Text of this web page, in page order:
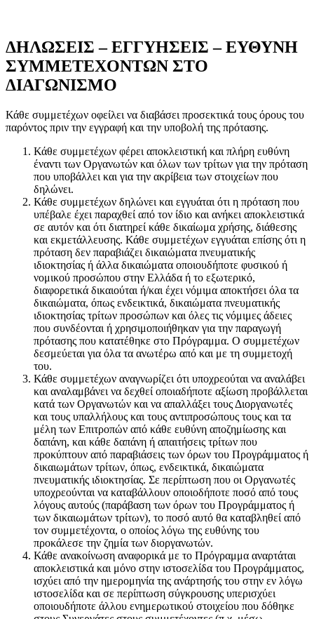
ΔΗΛΩΣΕΙΣ – ΕΓΓΥΗΣΕΙΣ – ΕΥΘΥΝΗ
ΣΥΜΜΕΤΕΧΟΝΤΩΝ ΣΤΟ
ΔΙΑΓΩΝΙΣΜΟ
Κάθε συμμετέχων οφείλει να διαβάσει προσεκτικά τους όρους του
παρόντος πριν την εγγραφή και την υποβολή της πρότασης.
Κάθε συμμετέχων φέρει αποκλειστική και πλήρη ευθύνη
έναντι των Οργανωτών και όλων των τρίτων για την πρόταση
που υποβάλλει και για την ακρίβεια των στοιχείων που
δηλώνει.
Κάθε συμμετέχων δηλώνει και εγγυάται ότι η πρόταση που
υπέβαλε έχει παραχθεί από τον ίδιο και ανήκει αποκλειστικά
σε αυτόν και ότι διατηρεί κάθε δικαίωμα χρήσης, διάθεσης
και εκμετάλλευσης. Κάθε συμμετέχων εγγυάται επίσης ότι η
πρόταση δεν παραβιάζει δικαιώματα πνευματικής
ιδιοκτησίας ή άλλα δικαιώματα οποιουδήποτε φυσικού ή
νομικού προσώπου στην Ελλάδα ή το εξωτερικό,
διαφορετικά δικαιούται ή/και έχει νόμιμα αποκτήσει όλα τα
δικαιώματα, όπως ενδεικτικά, δικαιώματα πνευματικής
ιδιοκτησίας τρίτων προσώπων και όλες τις νόμιμες άδειες
που συνδέονται ή χρησιμοποιήθηκαν για την παραγωγή
πρότασης που κατατέθηκε στο Πρόγραμμα. Ο συμμετέχων
δεσμεύεται για όλα τα ανωτέρω από και με τη συμμετοχή
του.
Κάθε συμμετέχων αναγνωρίζει ότι υποχρεούται να αναλάβει
και αναλαμβάνει να δεχθεί οποιαδήποτε αξίωση προβάλλεται
κατά των Οργανωτών και να απαλλάξει τους Διοργανωτές
και τους υπαλλήλους και τους αντιπροσώπους τους και τα
μέλη των Επιτροπών από κάθε ευθύνη αποζημίωσης και
δαπάνη, και κάθε δαπάνη ή απαιτήσεις τρίτων που
προκύπτουν από παραβιάσεις των όρων του Προγράμματος ή
δικαιωμάτων τρίτων, όπως, ενδεικτικά, δικαιώματα
πνευματικής ιδιοκτησίας. Σε περίπτωση που οι Οργανωτές
υποχρεούνται να καταβάλλουν οποιοδήποτε ποσό από τους
λόγους αυτούς (παράβαση των όρων του Προγράμματος ή
των δικαιωμάτων τρίτων), το ποσό αυτό θα καταβληθεί από
τον συμμετέχοντα, ο οποίος λόγω της ευθύνης του
προκάλεσε την ζημία των διοργανωτών.
Κάθε ανακοίνωση αναφορικά με το Πρόγραμμα αναρτάται
αποκλειστικά και μόνο στην ιστοσελίδα του Προγράμματος,
ισχύει από την ημερομηνία της ανάρτησής του στην εν λόγω
ιστοσελίδα και σε περίπτωση σύγκρουσης υπερισχύει
οποιουδήποτε άλλου ενημερωτικού στοιχείου που δόθηκε